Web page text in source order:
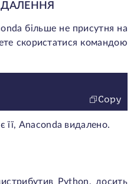
більше не присутня на
скористатися командою
Copy
її, Anaconda видалено.
Python, досить